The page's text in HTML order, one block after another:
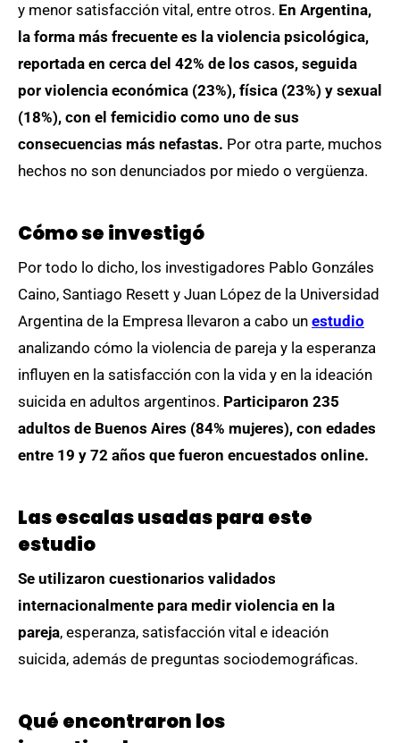
y menor satisfacción vital, entre otros. En Argentina,
la forma más frecuente es la violencia psicológica,
reportada en cerca del 42% de los casos, seguida
por violencia económica (23%), física (23%) y sexual
(18%), con el femicidio como uno de sus
consecuencias más nefastas. Por otra parte, muchos
hechos no son denunciados por miedo o vergüenza.
Cómo se investigó
Por todo lo dicho, los investigadores Pablo Gonzáles
Caino, Santiago Resett y Juan López de la Universidad
Argentina de la Empresa llevaron a cabo un estudio
analizando cómo la violencia de pareja y la esperanza
influyen en la satisfacción con la vida y en la ideación
suicida en adultos argentinos. Participaron 235
adultos de Buenos Aires (84% mujeres), con edades
entre 19 y 72 años que fueron encuestados online.
Las escalas usadas para este
estudio
Se utilizaron cuestionarios validados
internacionalmente para medir violencia en la
pareja, esperanza, satisfacción vital e ideación
suicida, además de preguntas sociodemográficas.
Qué encontraron los